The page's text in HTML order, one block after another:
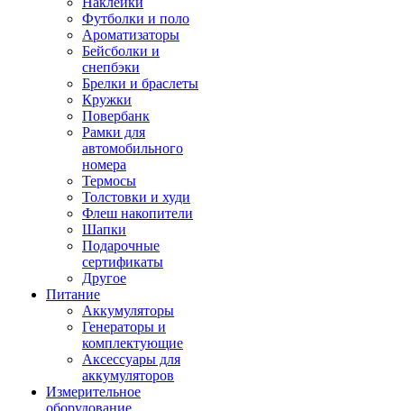
Футболки и поло
Ароматизаторы
Бейсболки и
снепбэки
Брелки и браслеты
Кружки
Повербанк
Рамки для
автомобильного
номера
Термосы
Толстовки и худи
Флеш накопители
Шапки
Подарочные
сертификаты
Другое
Питание
Аккумуляторы
Генераторы и
комплектующие
Аксессуары для
аккумуляторов
Измерительное
оборудование